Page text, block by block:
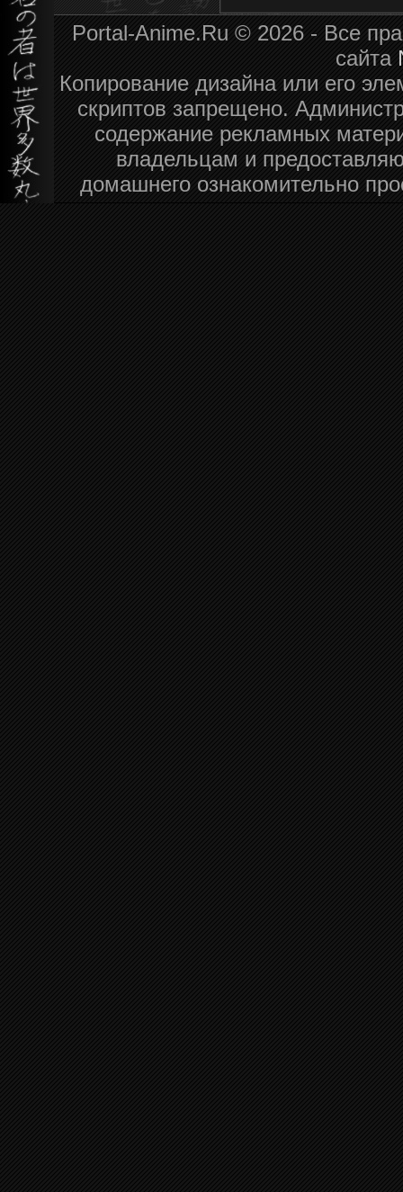
Portal-Anime.Ru © 2026 - Все
сайта
Копирование дизайна или его
скриптов запрещено.
содержание рекламных
владельцам и
домашнего ознакомительно